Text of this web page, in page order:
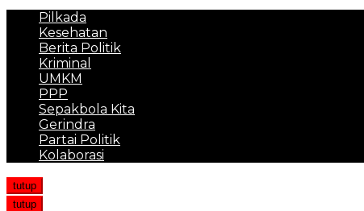
Pilkada
Kesehatan
Berita Politik
Kriminal
UMKM
PPP
Sepakbola Kita
Gerindra
Partai Politik
Kolaborasi
tutup
tutup